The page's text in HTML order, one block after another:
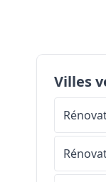
Villes